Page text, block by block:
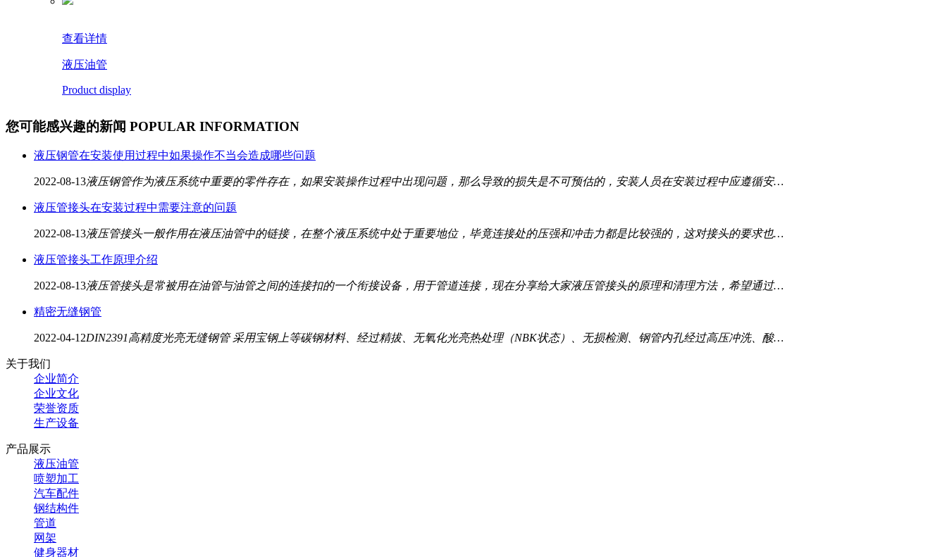
查看详情
液压油管
Product display
您可能感兴趣的新闻 POPULAR INFORMATION
液压钢管在安装使用过程中如果操作不当会造成哪些问题
2022-08-13液压钢管作为液压系统中重要的零件存在，如果安装操作过程中出现问题，那么导致的损失是不可预估的，安装人员在安装过程中应遵循安…
液压管接头在安装过程中需要注意的问题
2022-08-13液压管接头一般作用在液压油管中的链接，在整个液压系统中处于重要地位，毕竟连接处的压强和冲击力都是比较强的，这对接头的要求也…
液压管接头工作原理介绍
2022-08-13液压管接头是常被用在油管与油管之间的连接扣的一个衔接设备，用于管道连接，现在分享给大家液压管接头的原理和清理方法，希望通过…
精密无缝钢管
2022-04-12DIN2391高精度光亮无缝钢管 采用宝钢上等碳钢材料、经过精拔、无氧化光亮热处理（NBK状态）、无损检测、钢管内孔经过高压冲洗、酸…
关于我们
企业简介
企业文化
荣誉资质
生产设备
产品展示
液压油管
喷塑加工
汽车配件
钢结构件
管道
网架
健身器材